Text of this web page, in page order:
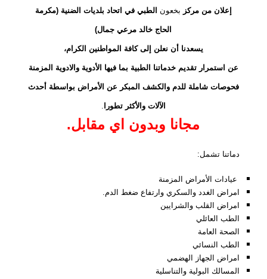
إعلان من مركز بخعون الطبي في اتحاد بلديات الضنية (مكرمة
الحاج خالد مرعي جمال)
يسعدنا أن نعلن إلى كافة المواطنين الكرام،
عن استمرار تقديم خدماتنا الطبية بما فيها الأدوية والادوية المزمنة
فحوصات شاملة للدم والكشف المبكر عن الأمراض بواسطة أحدث
الآلات والأكثر تطورا .
مجانا وبدون اي مقابل.
دماتنا تشمل:
عيادات الأمراض المزمنة
امراض الغدد والسكري وارتفاع ضغط الدم.
امراض القلب والشرايين
الطب العائلي
الصحة العامة
الطب النسائي
امراض الجهاز الهضمي
المسالك البولية والتناسلية